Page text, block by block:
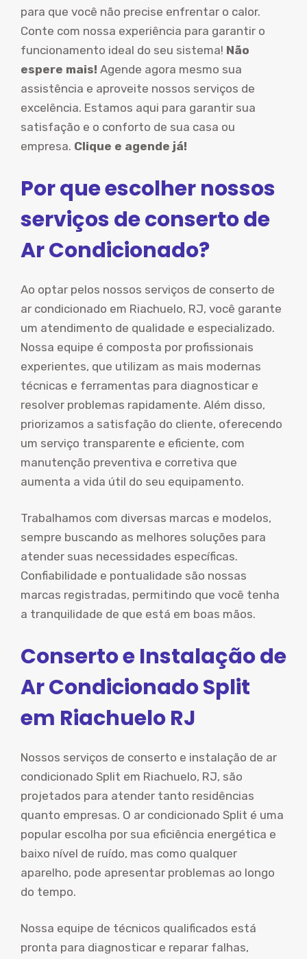
para que você não precise enfrentar o calor.
Conte com nossa experiência para garantir o
funcionamento ideal do seu sistema! Não
espere mais! Agende agora mesmo sua
assistência e aproveite nossos serviços de
excelência. Estamos aqui para garantir sua
satisfação e o conforto de sua casa ou
empresa. Clique e agende já!
Por que escolher nossos
serviços de conserto de
Ar Condicionado?
Ao optar pelos nossos serviços de conserto de
ar condicionado em Riachuelo, RJ, você garante
um atendimento de qualidade e especializado.
Nossa equipe é composta por profissionais
experientes, que utilizam as mais modernas
técnicas e ferramentas para diagnosticar e
resolver problemas rapidamente. Além disso,
priorizamos a satisfação do cliente, oferecendo
um serviço transparente e eficiente, com
manutenção preventiva e corretiva que
aumenta a vida útil do seu equipamento.
Trabalhamos com diversas marcas e modelos,
sempre buscando as melhores soluções para
atender suas necessidades específicas.
Confiabilidade e pontualidade são nossas
marcas registradas, permitindo que você tenha
a tranquilidade de que está em boas mãos.
Conserto e Instalação de
Ar Condicionado Split
em Riachuelo RJ
Nossos serviços de conserto e instalação de ar
condicionado Split em Riachuelo, RJ, são
projetados para atender tanto residências
quanto empresas. O ar condicionado Split é uma
popular escolha por sua eficiência energética e
baixo nível de ruído, mas como qualquer
aparelho, pode apresentar problemas ao longo
do tempo.
Nossa equipe de técnicos qualificados está
pronta para diagnosticar e reparar falhas,